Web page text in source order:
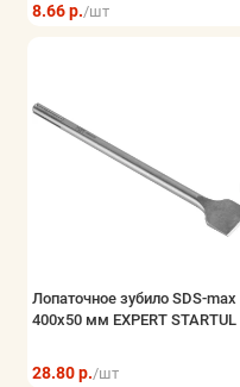
8.66 р./шт
Лопаточное зубило SDS-max
400х50 мм EXPERT STARTUL
28.80 р./шт